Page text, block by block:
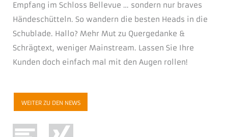
Empfang im Schloss Bellevue … sondern nur braves
Händeschütteln. So wandern die besten Heads in die
Schublade. Hallo? Mehr Mut zu Quergedanke &
Schrägtext, weniger Mainstream. Lassen Sie Ihre
Kunden doch einfach mal mit den Augen rollen!
WEITER ZU DEN NEWS